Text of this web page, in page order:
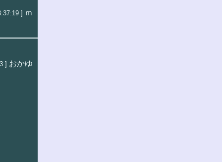
] ｍ
] おかゆ